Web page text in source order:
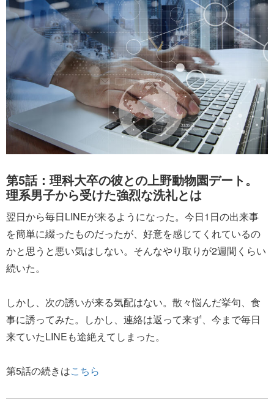
第5話：理科大卒の彼との上野動物園デート。
理系男子から受けた強烈な洗礼とは
翌日から毎日LINEが来るようになった。今日1日の出来事
を簡単に綴ったものだったが、好意を感じてくれているの
かと思うと悪い気はしない。そんなやり取りが2週間くらい
続いた。
しかし、次の誘いが来る気配はない。散々悩んだ挙句、食
事に誘ってみた。しかし、連絡は返って来ず、今まで毎日
来ていたLINEも途絶えてしまった。
第5話の続きはこちら